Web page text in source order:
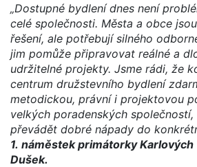
„Dostupné bydlení dnes není
celé společnosti. Města a obce
řešení, ale potřebují silného
jim pomůže připravovat reálné a
udržitelné projekty. Jsme rádi, že
centrum družstevního bydlení
metodickou, právní i projektovou
velkých poradenských
převádět dobré nápady do
1. náměstek primátorky Karlových
Dušek.